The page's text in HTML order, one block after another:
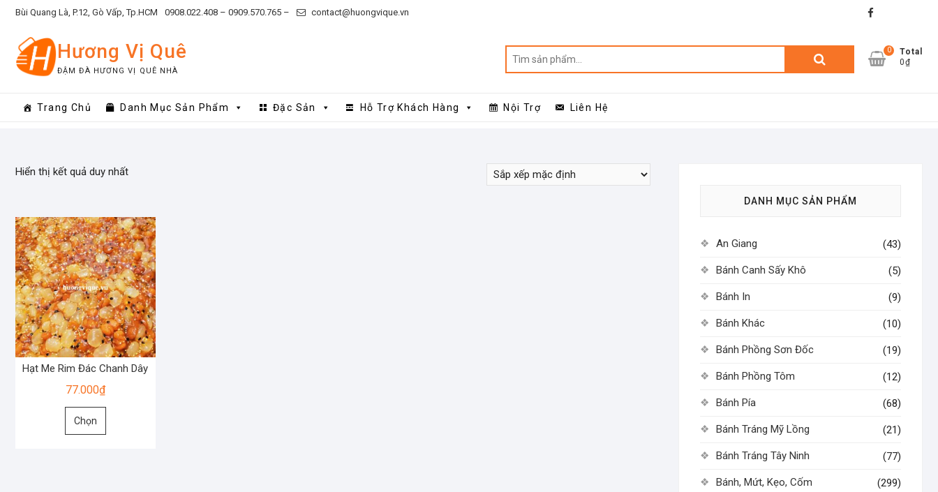
Skip
content
Bùi Quang Là, P.12, Gò Vấp, Tp.HCM 0908.022.408 – 0909.570.765 – contact@huongvique.vn facebook
Hương Vị Quê
ĐẬM ĐÀ HƯƠNG VỊ QUÊ NHÀ
0
Total
0₫
Trang Chủ Danh Mục Sản Phẩm Đặc Sản Hỗ Trợ Khách Hàng Nội Trợ Liên Hệ
Hiển thị kết quả duy nhất
Hạt Me Rim Đác Chanh Dây
77.000₫
Chọn
Sản
DANH MỤC SẢN PHẨM
An Giang (43)
Bánh Canh Sấy Khô (5)
Bánh In (9)
Bánh Khác (10)
Bánh Phồng Sơn Đốc (19)
Bánh Phồng Tôm (12)
Bánh Pía (68)
Bánh Tráng Mỹ Lồng (21)
Bánh Tráng Tây Ninh (77)
Bánh, Mứt, Kẹo, Cốm (299)